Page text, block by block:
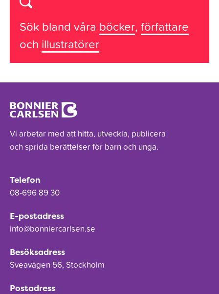
Sök bland våra böcker, författare
och illustratörer
Vi arbetar med att hitta, utveckla, publicera
och sprida berättelser för barn och unga.
Telefon
08-696 89 30
E-postadress
info@bonniercarlsen.se
Besöksadress
Sveavägen 56, Stockholm
Postadress